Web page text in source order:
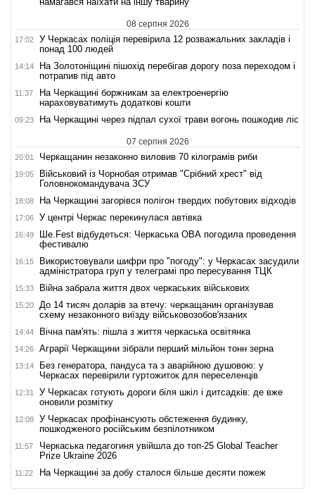
08 серпня 2026
17:02
У Черкасах поліція перевірила 12 розважальних закладів і
понад 100 людей
14:14
На Золотоніщині пішохід перебігав дорогу поза переходом і
потрапив під авто
11:37
На Черкащині боржникам за електроенергію
нараховуватимуть додаткові кошти
09:23 На Черкащині через підпал сухої трави вогонь пошкодив ліс
07 серпня 2026
20:01 Черкащанин незаконно виловив 70 кілограмів риби
19:05
Військовий із Чорнобая отримав "Срібний хрест" від
Головнокомандувача ЗСУ
18:08 На Черкащині загорівся полігон твердих побутових відходів
17:06 У центрі Черкас перекинулася автівка
16:49
Ше.Fest відбудеться: Черкаська ОВА погодила проведення
фестивалю
16:15
Використовували шифри про "погоду": у Черкасах засудили
адміністратора груп у телеграмі про пересування ТЦК
15:33 Війна забрала життя двох черкаських військових
15:20
До 14 тисяч доларів за втечу: черкащанин організував
схему незаконного виїзду військовозобов'язаних
14:44 Вічна пам'ять: пішла з життя черкаська освітянка
14:26 Аграрії Черкащини зібрали перший мільйон тонн зерна
13:14
Без генератора, пандуса та з аварійною душовою: у
Черкасах перевірили гуртожиток для переселенців
12:31
У Черкасах готують дороги біля шкіл і дитсадків: де вже
оновили розмітку
12:08
У Черкасах профінансують обстеження будинку,
пошкодженого російським безпілотником
11:57
Черкаська педагогиня увійшла до топ-25 Global Teacher
Prize Ukraine 2026
11:22 На Черкащині за добу сталося більше десяти пожеж